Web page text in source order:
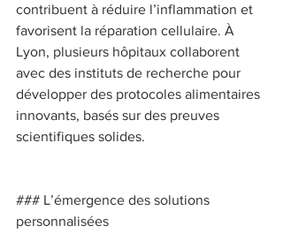
contribuent à réduire l’inflammation et
favorisent la réparation cellulaire. À
Lyon, plusieurs hôpitaux collaborent
avec des instituts de recherche pour
développer des protocoles alimentaires
innovants, basés sur des preuves
scientifiques solides.
### L’émergence des solutions
personnalisées